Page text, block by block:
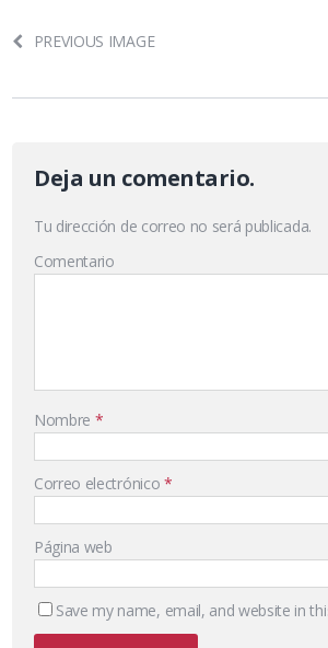
PREVIOUS IMAGE
Deja un comentario.
Tu dirección de correo no será publicada.
Comentario
Nombre *
Correo electrónico *
Página web
Save my name, email, and website in